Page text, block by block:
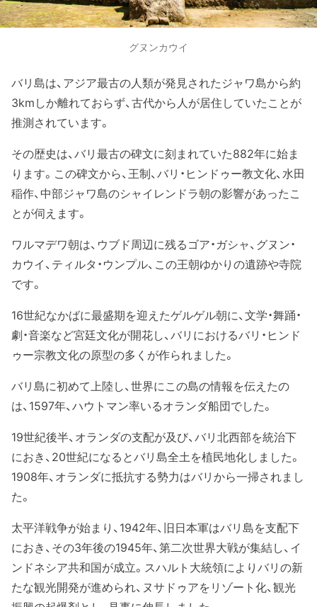
グヌンカウイ
バリ島は、アジア最古の人類が発見されたジャワ島から約
3kmしか離れておらず、古代から人が居住していたことが
推測されています。
その歴史は、バリ最古の碑文に刻まれていた882年に始ま
ります。この碑文から、王制、バリ・ヒンドゥー教文化、水田
稲作、中部ジャワ島のシャイレンドラ朝の影響があったこ
とが伺えます。
ワルマデワ朝は、ウブド周辺に残るゴア・ガシャ、グヌン・
カウイ、ティルタ・ウンプル、この王朝ゆかりの遺跡や寺院
です。
16世紀なかばに最盛期を迎えたゲルゲル朝に、文学・舞踊・
劇・音楽など宮廷文化が開花し、バリにおけるバリ・ヒンド
ゥー宗教文化の原型の多くが作られました。
バリ島に初めて上陸し、世界にこの島の情報を伝えたの
は、1597年、ハウトマン率いるオランダ船団でした。
19世紀後半、オランダの支配が及び、バリ北西部を統治下
におき、20世紀になるとバリ島全土を植民地化しました。
1908年、オランダに抵抗する勢力はバリから一掃されまし
た。
太平洋戦争が始まり、1942年、旧日本軍はバリ島を支配下
におき、その3年後の1945年、第二次世界大戦が集結し、イ
ンドネシア共和国が成立。スハルト大統領によりバリの新
たな観光開発が進められ、ヌサドゥアをリゾート化、観光